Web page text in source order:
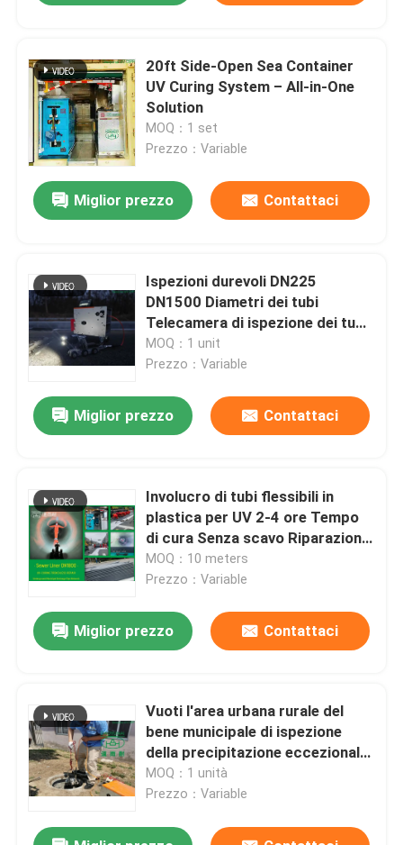
Casa
Prodotti
Circa noi
20ft Side-Open Sea Container
UV Curing System – All-in-One
Solution
MOQ：1 set
Prezzo：Variable
Miglior prezzo Contattaci
Ispezioni durevoli DN225
DN1500 Diametri dei tubi
Telecamera di ispezione dei tubi
di fognatura per condotte
progettata per la durata
MOQ：1 unit
Prezzo：Variable
Miglior prezzo Contattaci
Involucro di tubi flessibili in
plastica per UV 2-4 ore Tempo
di cura Senza scavo Riparazione
fognatura
MOQ：10 meters
Prezzo：Variable
Miglior prezzo Contattaci
Vuoti l'area urbana rurale del
bene municipale di ispezione
della precipitazione eccezionale
dell'automobile del cingolo del
tubo del CCTV
MOQ：1 unità
Prezzo：Variable